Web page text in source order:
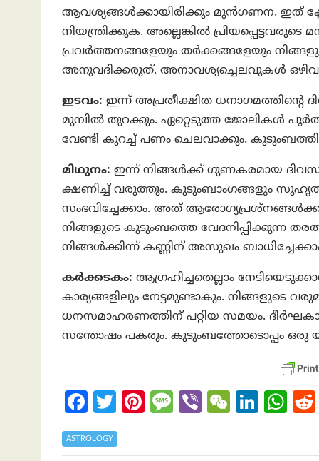
ആവശ്യങ്ങള്‍ക്കായിരിക്കും മുന്‍ഗണന. ഇത്
നിയന്ത്രിക്കുക. അല്ലെങ്കില്‍
പ്രവര്‍ത്തനങ്ങളേയും തര്‍ക്കങ്ങളേയും
അനുവദിക്കരുത്. അനാവശ്യച്ചെലവുകള്‍
ഇടവം: ഇന്ന് അപ്രതീക്ഷിത
മുമ്പില്‍ തുറക്കും. ഏറ്റെടുത്ത ജോലികള്‍
വേണ്ടി കുറച്ച് പണം ചെലവാക്കും.
മിഥുനം: ഇന്ന് നിങ്ങള്‍ക്ക് ഗുണകരമായ
ക്ഷണിച്ച് വരുത്തും. കുടുംബാംഗങ്ങളും
സംഭവിച്ചേക്കാം. അത്
നിങ്ങളുടെ കുടുംബത്തെ വേദനിപ്പിക്കുന്ന
നിങ്ങൾക്കിന്ന് കണ്ണിന് അസുഖം
കര്‍ക്കടകം: ആഗ്രഹിച്ചതെല്ലാം
കാര്യങ്ങളിലും നേട്ടമുണ്ടാകും. നിങ്ങളുടെ
ധനസമാഹരണത്തിന് പറ്റിയ സമയം.
സന്തോഷം പകരും. കുടുംബത്തോടൊപ്പം ഒരു
Fa
ce
b
T
w
itt
Pi M Vi W Li W
ASTROLOGY